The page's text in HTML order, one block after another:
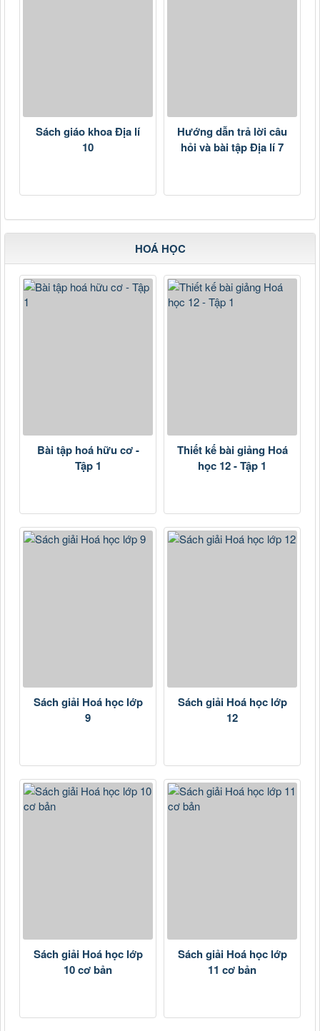
Sách giáo khoa Địa lí
10
Hướng dẫn trả lời câu
hỏi và bài tập Địa lí 7
HOÁ HỌC
Bài tập hoá hữu cơ -
Tập 1
Thiết kế bài giảng Hoá
học 12 - Tập 1
Sách giải Hoá học lớp
9
Sách giải Hoá học lớp
12
Sách giải Hoá học lớp
10 cơ bản
Sách giải Hoá học lớp
11 cơ bản